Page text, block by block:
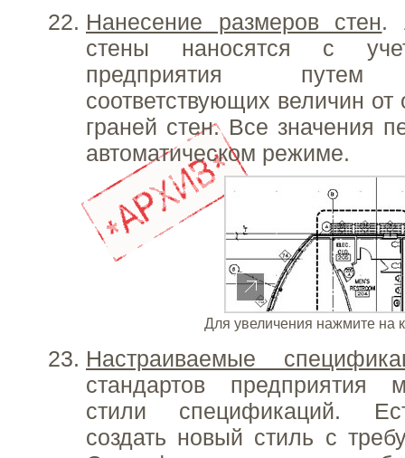
Нанесение размеров стен.
стены наносятся с
предприятия путем
соответствующих величин
граней стен. Все значения
автоматическом режиме.
Для увеличения нажмите на
Настраиваемые
стандартов предприятия
стили спецификаций.
создать новый стиль с